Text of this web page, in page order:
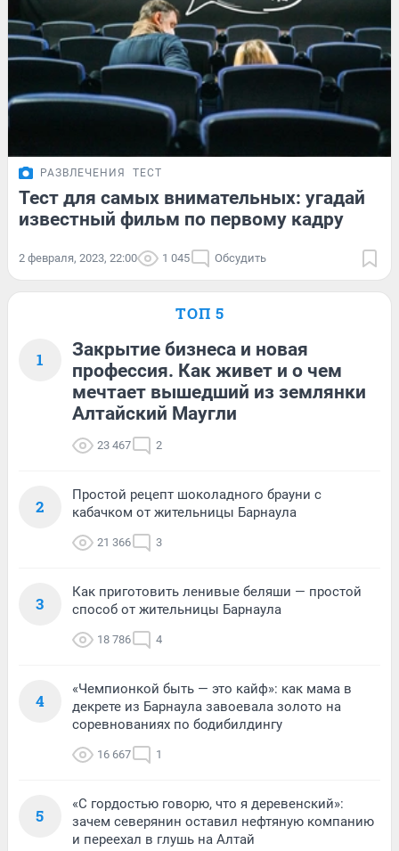
РАЗВЛЕЧЕНИЯ ТЕСТ
Тест для самых внимательных: угадай
известный фильм по первому кадру
2 февраля, 2023, 22:00 1 045 Обсудить
ТОП 5
1
Закрытие бизнеса и новая
профессия. Как живет и о чем
мечтает вышедший из землянки
Алтайский Маугли
23 467 2
2
Простой рецепт шоколадного брауни с
кабачком от жительницы Барнаула
21 366 3
3
Как приготовить ленивые беляши — простой
способ от жительницы Барнаула
18 786 4
4
«Чемпионкой быть — это кайф»: как мама в
декрете из Барнаула завоевала золото на
соревнованиях по бодибилдингу
16 667 1
5
«С гордостью говорю, что я деревенский»:
зачем северянин оставил нефтяную компанию
и переехал в глушь на Алтай